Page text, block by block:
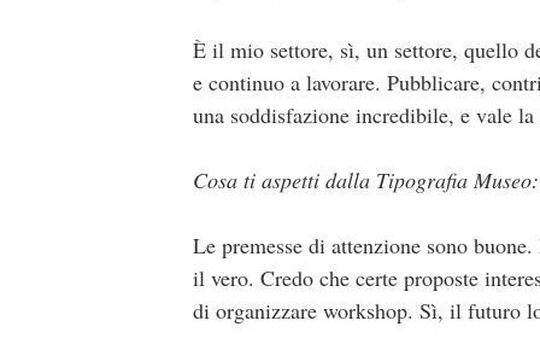
È il mio settore, sì, un settore, quello
e continuo a lavorare. Pubblicare,
una soddisfazione incredibile, e vale
Cosa ti aspetti dalla Tipografia
Le premesse di attenzione sono
il vero. Credo che certe proposte
di organizzare workshop. Sì, il futuro